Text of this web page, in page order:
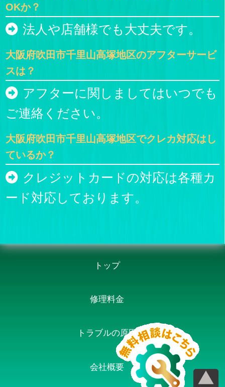
OKか？
法人や店舗様でも大丈夫です。
大阪府吹田市千里山高塚地区のアフターサービ
スは？
アフターに関しましてはいつでも
ご連絡ください。
大阪府吹田市千里山高塚地区でクレカ対応はし
ているか？
クレジットカードの対応は各種カ
ード対応しております。
トップ
修理料金
トラブルの原因
会社概要